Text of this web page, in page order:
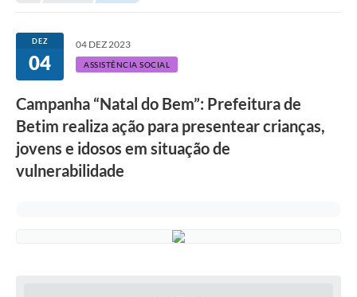
DEZ
04
04 DEZ 2023
ASSISTÊNCIA SOCIAL
Campanha “Natal do Bem”: Prefeitura de
Betim realiza ação para presentear crianças,
jovens e idosos em situação de
vulnerabilidade